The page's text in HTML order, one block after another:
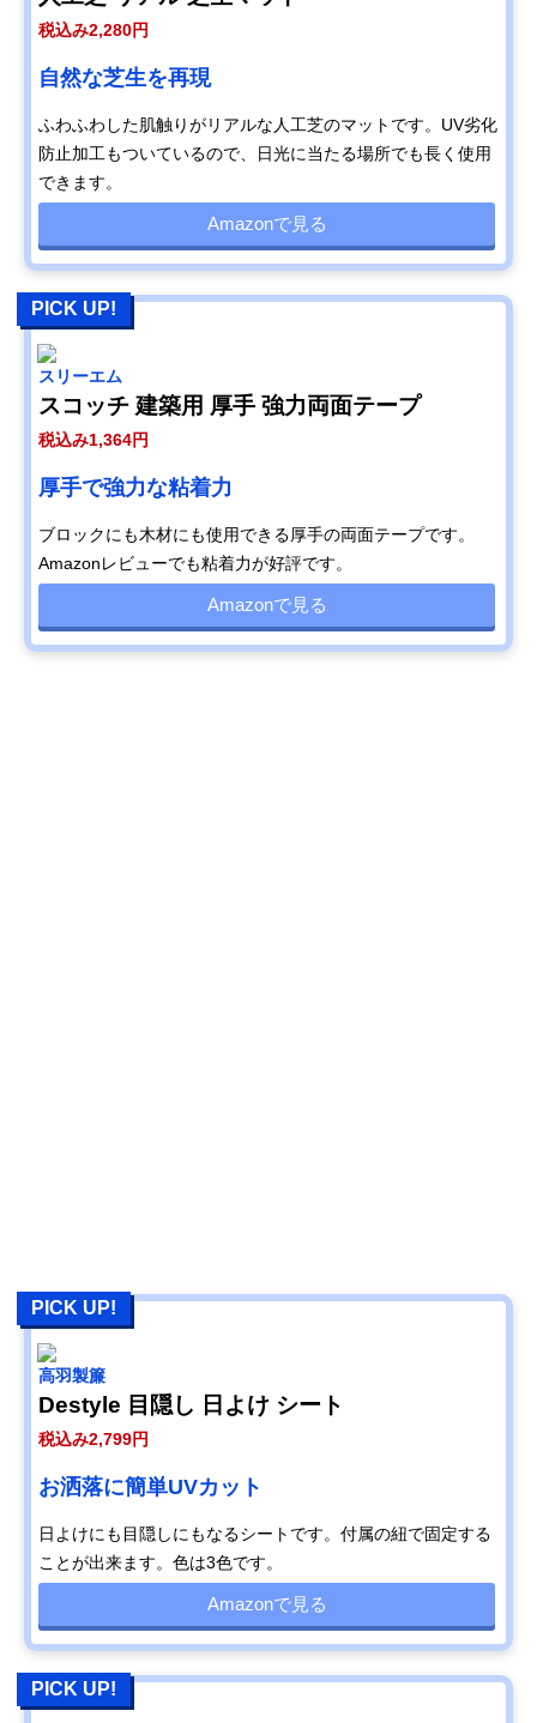
税込み2,280円
自然な芝生を再現
ふわふわした肌触りがリアルな人工芝のマットです。UV劣化
防止加工もついているので、日光に当たる場所でも長く使用
できます。
Amazonで見る
PICK UP!
スリーエム
スコッチ 建築用 厚手 強力両面テープ
税込み1,364円
厚手で強力な粘着力
ブロックにも木材にも使用できる厚手の両面テープです。
Amazonレビューでも粘着力が好評です。
Amazonで見る
PICK UP!
高羽製簾
Destyle 目隠し 日よけ シート
税込み2,799円
お洒落に簡単UVカット
日よけにも目隠しにもなるシートです。付属の紐で固定する
ことが出来ます。色は3色です。
Amazonで見る
PICK UP!